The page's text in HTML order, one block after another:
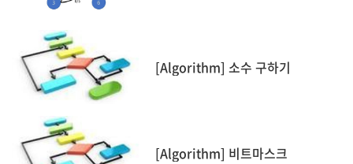
[Algorithm] 소수 구하기
[Algorithm] 비트마스크